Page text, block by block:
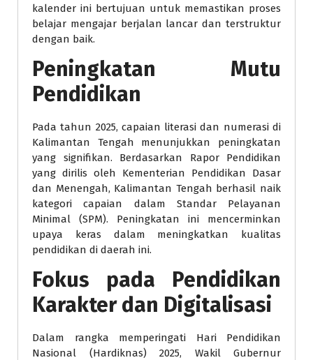
kalender ini bertujuan untuk memastikan proses
belajar mengajar berjalan lancar dan terstruktur
dengan baik.
Peningkatan Mutu
Pendidikan
Pada tahun 2025, capaian literasi dan numerasi di
Kalimantan Tengah menunjukkan peningkatan
yang signifikan. Berdasarkan Rapor Pendidikan
yang dirilis oleh Kementerian Pendidikan Dasar
dan Menengah, Kalimantan Tengah berhasil naik
kategori capaian dalam Standar Pelayanan
Minimal (SPM). Peningkatan ini mencerminkan
upaya keras dalam meningkatkan kualitas
pendidikan di daerah ini.
Fokus pada Pendidikan
Karakter dan Digitalisasi
Dalam rangka memperingati Hari Pendidikan
Nasional (Hardiknas) 2025, Wakil Gubernur